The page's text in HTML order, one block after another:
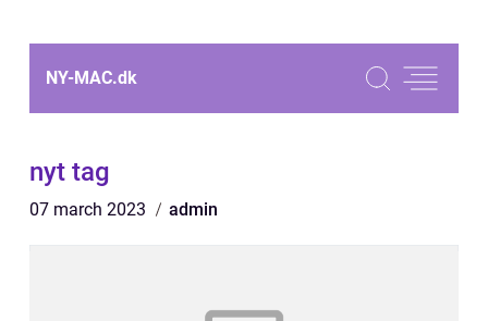
NY-MAC.dk
nyt tag
07 march 2023 admin